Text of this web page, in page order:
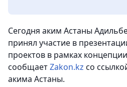
Сегодня аким Астаны
принял участие в
проектов в рамках
сообщаетZakon.kz со
акима Астаны.